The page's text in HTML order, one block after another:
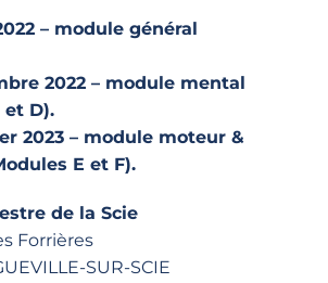
– module général
2022 – module mental
et D).
2023 – module moteur &
E et F).
de la Scie
Forrières
SUR-SCIE